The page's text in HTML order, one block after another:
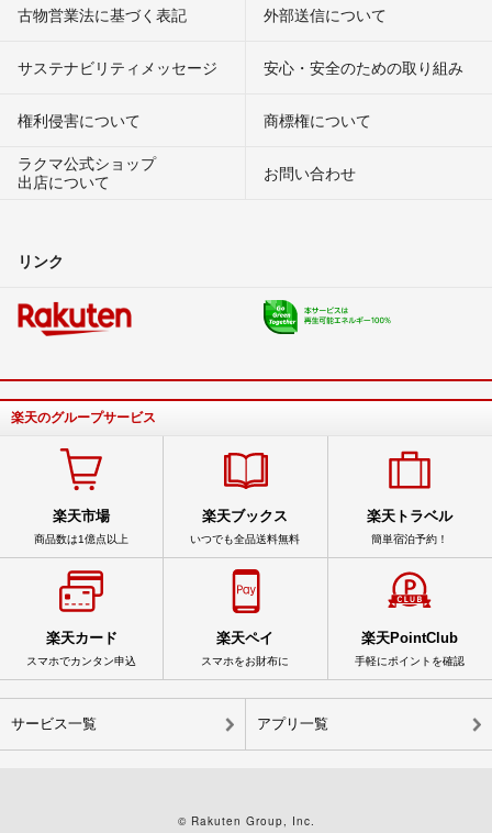
古物営業法に基づく表記 外部送信について
サステナビリティメッセージ 安心・安全のための取り組み
権利侵害について
商標権について
ラクマ公式ショップ
出店について
お問い合わせ
リンク
楽天のグループサービス
楽天市場
商品数は1億点以上
楽天ブックス
いつでも全品送料無料
楽天トラベル
簡単宿泊予約！
楽天カード
スマホでカンタン申込
楽天ペイ
スマホをお財布に
楽天PointClub
手軽にポイントを確認
サービス一覧 アプリ一覧
© Rakuten Group, Inc.